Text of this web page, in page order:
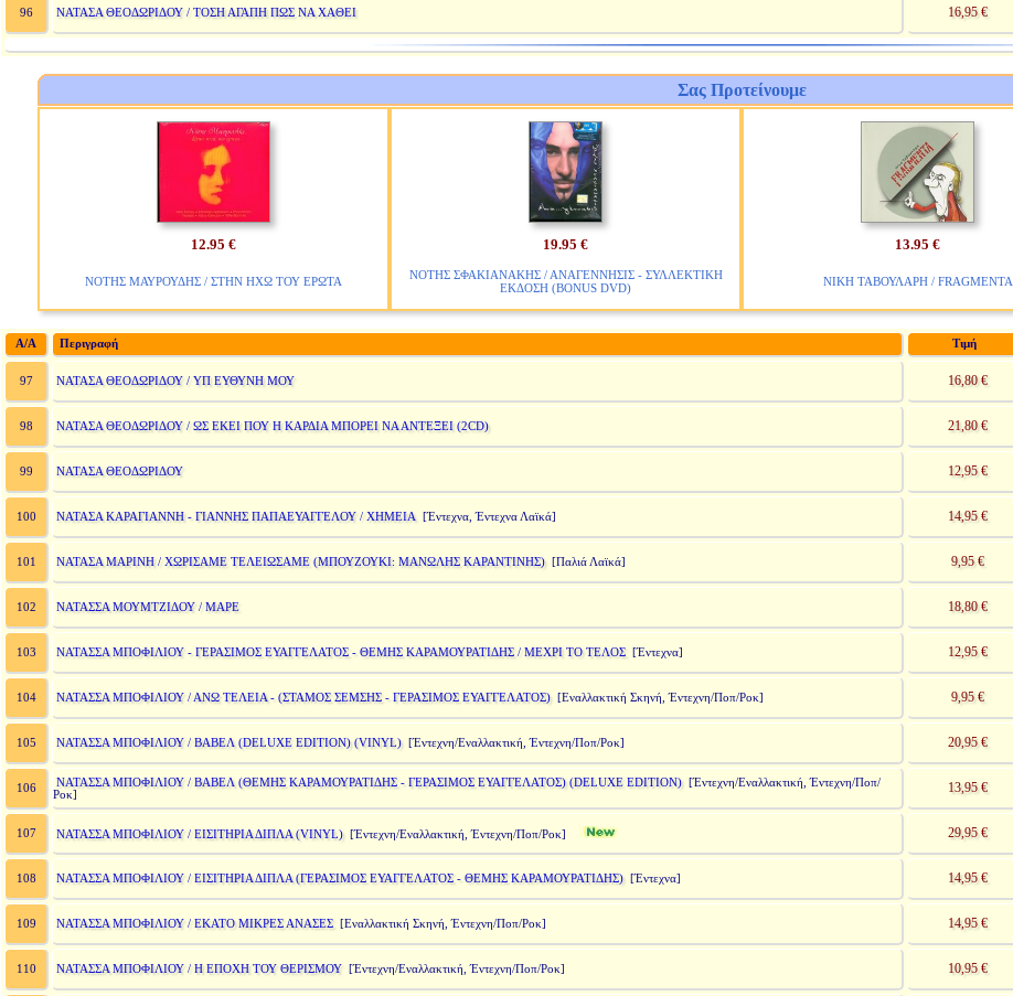
96 ΝΑΤΑΣΑ ΘΕΟΔΩΡΙΔΟΥ / ΤΟΣΗ ΑΓΑΠΗ ΠΩΣ ΝΑ ΧΑΘΕΙ 16,95 €
Σας Προτείνουμε
12.95 €
ΝΟΤΗΣ ΜΑΥΡΟΥΔΗΣ / ΣΤΗΝ ΗΧΩ ΤΟΥ ΕΡΩΤΑ
19.95 €
ΝΟΤΗΣ ΣΦΑΚΙΑΝΑΚΗΣ / ΑΝΑΓΕΝΝΗΣΙΣ - ΣΥΛΛΕΚΤΙΚΗ
ΕΚΔΟΣΗ (BONUS DVD)
13.95 €
ΝΙΚΗ ΤΑΒΟΥΛΑΡΗ / FRAGMENTA
A/A Περιγραφή Τιμή
97 ΝΑΤΑΣΑ ΘΕΟΔΩΡΙΔΟΥ / ΥΠ ΕΥΘΥΝΗ ΜΟΥ 16,80 €
98 ΝΑΤΑΣΑ ΘΕΟΔΩΡΙΔΟΥ / ΩΣ ΕΚΕΙ ΠΟΥ Η ΚΑΡΔΙΑ ΜΠΟΡΕΙ ΝΑ ΑΝΤΕΞΕΙ (2CD) 21,80 €
99 ΝΑΤΑΣΑ ΘΕΟΔΩΡΙΔΟΥ 12,95 €
100 ΝΑΤΑΣΑ ΚΑΡΑΓΙΑΝΝΗ - ΓΙΑΝΝΗΣ ΠΑΠΑΕΥΑΓΓΕΛΟΥ / ΧΗΜΕΙΑ [Έντεχνα, Έντεχνα Λαϊκά] 14,95 €
101 ΝΑΤΑΣΑ ΜΑΡΙΝΗ / ΧΩΡΙΣΑΜΕ ΤΕΛΕΙΩΣΑΜΕ (ΜΠΟΥΖΟΥΚΙ: ΜΑΝΩΛΗΣ ΚΑΡΑΝΤΙΝΗΣ)[Παλιά Λαϊκά] 9,95 €
102 ΝΑΤΑΣΣΑ ΜΟΥΜΤΖΙΔΟΥ / ΜΑΡΕ 18,80 €
103 ΝΑΤΑΣΣΑ ΜΠΟΦΙΛΙΟΥ - ΓΕΡΑΣΙΜΟΣ ΕΥΑΓΓΕΛΑΤΟΣ - ΘΕΜΗΣ ΚΑΡΑΜΟΥΡΑΤΙΔΗΣ / ΜΕΧΡΙ ΤΟ ΤΕΛΟΣ [Έντεχνα] 12,95 €
104 ΝΑΤΑΣΣΑ ΜΠΟΦΙΛΙΟΥ / ΑΝΩ ΤΕΛΕΙΑ - (ΣΤΑΜΟΣ ΣΕΜΣΗΣ - ΓΕΡΑΣΙΜΟΣ ΕΥΑΓΓΕΛΑΤΟΣ)[Εναλλακτική Σκηνή, Έντεχνη/Ποπ/Ροκ] 9,95 €
105 ΝΑΤΑΣΣΑ ΜΠΟΦΙΛΙΟΥ / ΒΑΒΕΛ (DELUXE EDITION) (VINYL)[Έντεχνη/Εναλλακτική, Έντεχνη/Ποπ/Ροκ] 20,95 €
106 ΝΑΤΑΣΣΑ ΜΠΟΦΙΛΙΟΥ / ΒΑΒΕΛ (ΘΕΜΗΣ ΚΑΡΑΜΟΥΡΑΤΙΔΗΣ - ΓΕΡΑΣΙΜΟΣ ΕΥΑΓΓΕΛΑΤΟΣ) (DELUXE EDITION)[Έντεχνη/Εναλλακτική, Έντεχνη/Ποπ/
Ροκ]
13,95 €
107 ΝΑΤΑΣΣΑ ΜΠΟΦΙΛΙΟΥ / ΕΙΣΙΤΗΡΙΑ ΔΙΠΛΑ (VINYL)[Έντεχνη/Εναλλακτική, Έντεχνη/Ποπ/Ροκ] 29,95 €
108 ΝΑΤΑΣΣΑ ΜΠΟΦΙΛΙΟΥ / ΕΙΣΙΤΗΡΙΑ ΔΙΠΛΑ (ΓΕΡΑΣΙΜΟΣ ΕΥΑΓΓΕΛΑΤΟΣ - ΘΕΜΗΣ ΚΑΡΑΜΟΥΡΑΤΙΔΗΣ)[Έντεχνα] 14,95 €
109 ΝΑΤΑΣΣΑ ΜΠΟΦΙΛΙΟΥ / ΕΚΑΤΟ ΜΙΚΡΕΣ ΑΝΑΣΕΣ [Εναλλακτική Σκηνή, Έντεχνη/Ποπ/Ροκ] 14,95 €
110 ΝΑΤΑΣΣΑ ΜΠΟΦΙΛΙΟΥ / Η ΕΠΟΧΗ ΤΟΥ ΘΕΡΙΣΜΟΥ [Έντεχνη/Εναλλακτική, Έντεχνη/Ποπ/Ροκ] 10,95 €